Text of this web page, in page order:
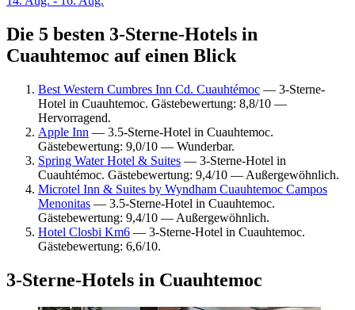
Die 5 besten 3-Sterne-Hotels in
Cuauhtemoc auf einen Blick
Best Western Cumbres Inn Cd. Cuauhtémoc — 3-Sterne-
Hotel in Cuauhtemoc. Gästebewertung: 8,8/10 —
Hervorragend.
Apple Inn — 3.5-Sterne-Hotel in Cuauhtemoc.
Gästebewertung: 9,0/10 — Wunderbar.
Spring Water Hotel & Suites — 3-Sterne-Hotel in
Cuauhtémoc. Gästebewertung: 9,4/10 — Außergewöhnlich.
Microtel Inn & Suites by Wyndham Cuauhtemoc Campos
Menonitas — 3.5-Sterne-Hotel in Cuauhtemoc.
Gästebewertung: 9,4/10 — Außergewöhnlich.
Hotel Closbi Km6 — 3-Sterne-Hotel in Cuauhtemoc.
Gästebewertung: 6,6/10.
3-Sterne-Hotels in Cuauhtemoc